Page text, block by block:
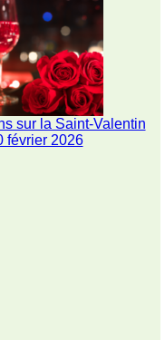
sur la Saint-Valentin
février 2026